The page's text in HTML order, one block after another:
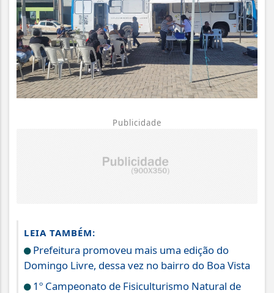
Publicidade
LEIA TAMBÉM:
Prefeitura promoveu mais uma edição do
Domingo Livre, dessa vez no bairro do Boa Vista
1º Campeonato de Fisiculturismo Natural de